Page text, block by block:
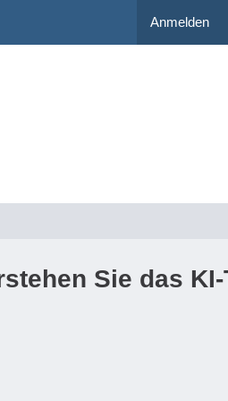
Anmelden
Sie das